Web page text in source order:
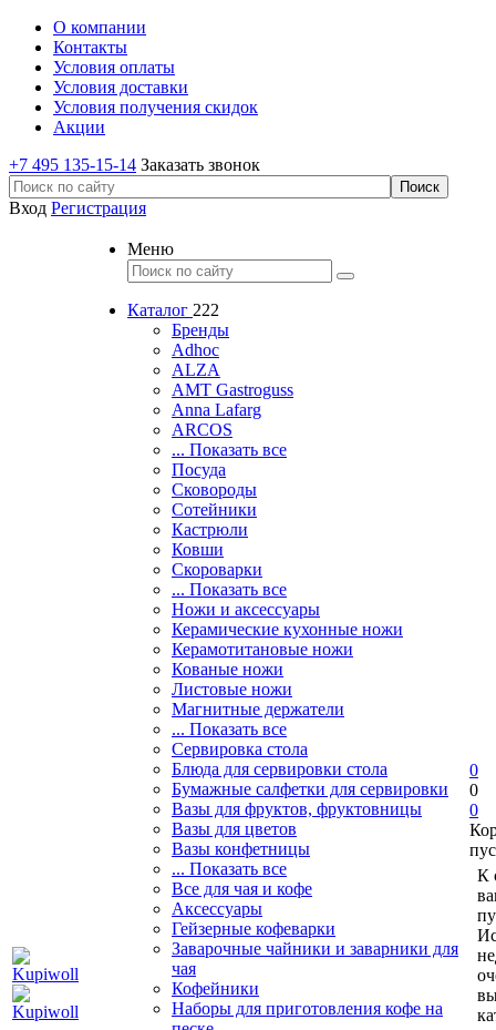
О компании
Контакты
Условия оплаты
Условия доставки
Условия получения скидок
Акции
+7 495 135-15-14 Заказать звонок
Вход Регистрация
Меню
Каталог 222
Бренды
Adhoc
ALZA
AMT Gastroguss
Anna Lafarg
ARCOS
... Показать все
Посуда
Сковороды
Сотейники
Кастрюли
Ковши
Скороварки
... Показать все
Ножи и аксессуары
Керамические кухонные ножи
Керамотитановые ножи
Кованые ножи
Листовые ножи
Магнитные держатели
... Показать все
Сервировка стола
Блюда для сервировки стола
Бумажные салфетки для сервировки
Вазы для фруктов, фруктовницы
Вазы для цветов
Вазы конфетницы
... Показать все
Все для чая и кофе
Аксессуары
Гейзерные кофеварки
Заварочные чайники и заварники для
чая
Кофейники
Наборы для приготовления кофе на
0
0
0
К